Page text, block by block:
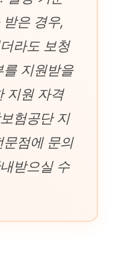
은 경우,
라도 보청
지원받을
지원 자격
험공단 지
점에 문의
받으실 수